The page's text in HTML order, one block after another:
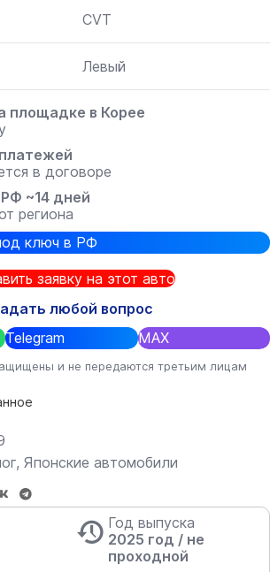
CVT
Левый
площадке в Корее
в договоре
~14 дней
региона
ключ в РФ
заявку на этот авто
любой вопрос
Telegram MAX
и не передаются третьим лицам
, Японские автомобили
Год выпуска
2025 год / не
проходной